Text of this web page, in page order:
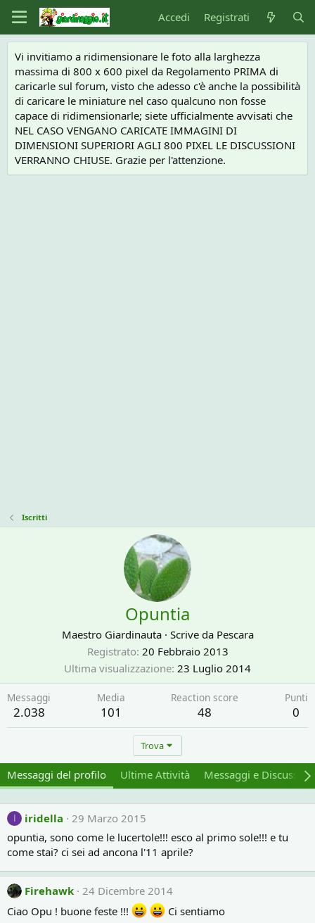
Accedi Registrati
Vi invitiamo a ridimensionare le foto alla larghezza
massima di 800 x 600 pixel da Regolamento PRIMA di
caricarle sul forum, visto che adesso c'è anche la possibilità
di caricare le miniature nel caso qualcuno non fosse
capace di ridimensionarle; siete ufficialmente avvisati che
NEL CASO VENGANO CARICATE IMMAGINI DI
DIMENSIONI SUPERIORI AGLI 800 PIXEL LE DISCUSSIONI
VERRANNO CHIUSE. Grazie per l'attenzione.
Iscritti
Opuntia
Maestro Giardinauta · Scrive da Pescara
Registrato 20 Febbraio 2013
Ultima visualizzazione 23 Luglio 2014
Messaggi
2.038
Media
101
Reaction score
48
Punti
0
Trova
Messaggi del profilo Ultime Attività Messaggi e
iridella
29 Marzo 2015
opuntia, sono come le lucertole!!! esco al primo sole!!! e tu
come stai? ci sei ad ancona l'11 aprile?
Firehawk 24 Dicembre 2014
Ciao Opu ! buone feste !!!
Ci sentiamo